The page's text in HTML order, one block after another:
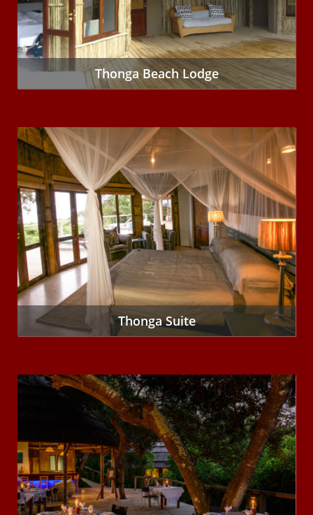
Thonga Beach Lodge
Thonga Suite